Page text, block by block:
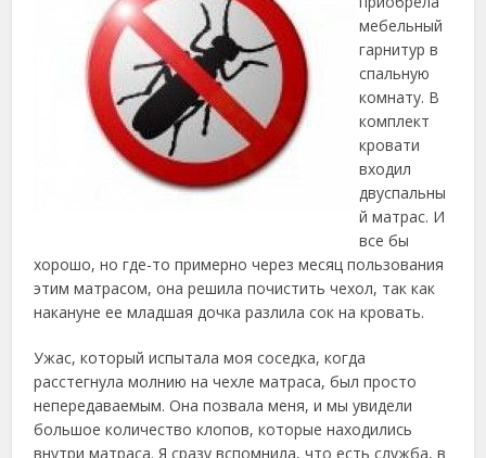
мебельный
гарнитур в
спальную
комнату. В
комплект
кровати
входил
двуспальны
й матрас. И
все бы
хорошо, но где-топримерно через месяц пользования
этим матрасом, она решила почистить чехол, так как
накануне ее младшая дочка разлила сок на кровать.
Ужас, который испытала моя соседка, когда
расстегнула молнию на чехле матраса, был просто
непередаваемым. Она позвала меня, и мы увидели
большое количество клопов, которые находились
внутри матраса. Я сразу вспомнила, что есть служба, в